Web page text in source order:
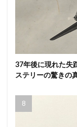
37年後に現れた失
ステリーの驚きの